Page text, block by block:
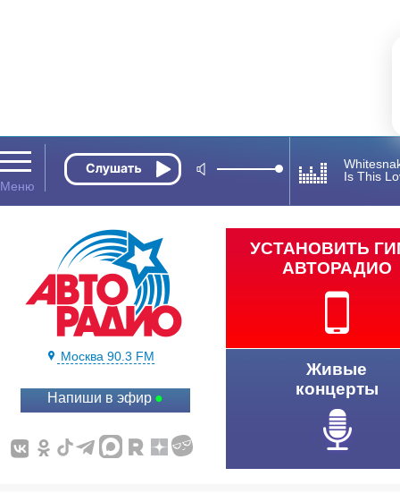
Is This
Москва 90.3 FM
Напиши в эфир
УСТАНОВИТЬ
АВТОРАДИО
Живые
концерты